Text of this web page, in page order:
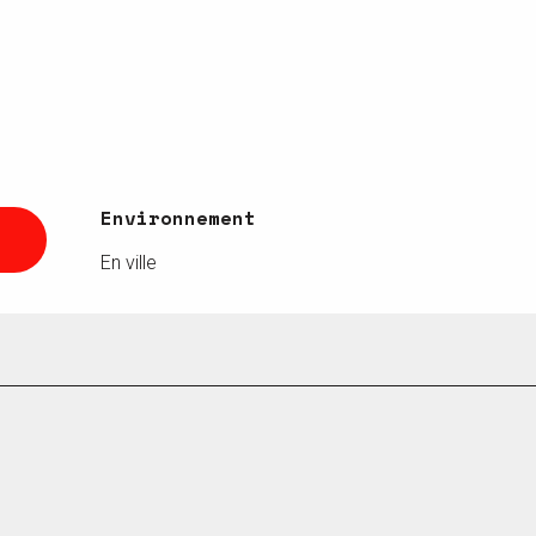
Environnement
Environnement
En ville